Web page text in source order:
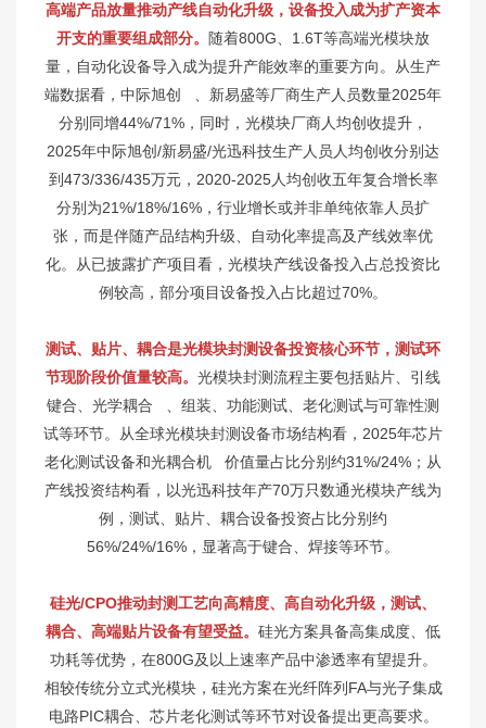
高端产品放量推动产线自动化升级，设备投入成为扩产资本
开支的重要组成部分。 随着800G、1.6T等高端光模块放
量，自动化设备导入成为提升产能效率的重要方向。从生产
端数据看， 中际旭创
、新易盛等厂商生产人员数量2025年
分别同增44%/71%，同时，光模块厂商人均创收提升，
2025年中际旭创/新易盛/光迅科技生产人员人均创收分别达
到473/336/435万元，2020-2025人均创收五年复合增长率
分别为21%/18%/16%，行业增长或并非单纯依靠人员扩
张，而是伴随产品结构升级、自动化率提高及产线效率优
化。从已披露扩产项目看，光模块产线设备投入占总投资比
例较高，部分项目设备投入占比超过70%。
测试、贴片、耦合是光模块封测设备投资核心环节，测试环
节现阶段价值量较高。 光模块封测流程主要包括贴片、引线
键合、 光学耦合
、组装、功能测试、老化测试与可靠性测
试等环节。从全球光模块封测设备市场结构看，2025年芯片
老化测试设备和光耦合机
价值量占比分别约31%/24%；从
产线投资结构看，以光迅科技年产70万只数通光模块产线为
例，测试、贴片、耦合设备投资占比分别约
56%/24%/16%，显著高于键合、焊接等环节。
硅光/CPO推动封测工艺向高精度、高自动化升级，测试、
耦合、高端贴片设备有望受益。 硅光方案具备高集成度、低
功耗等优势，在800G及以上速率产品中渗透率有望提升。
相较传统分立式光模块，硅光方案在光纤阵列FA与光子集成
电路PIC耦合、芯片老化测试等环节对设备提出更高要求。